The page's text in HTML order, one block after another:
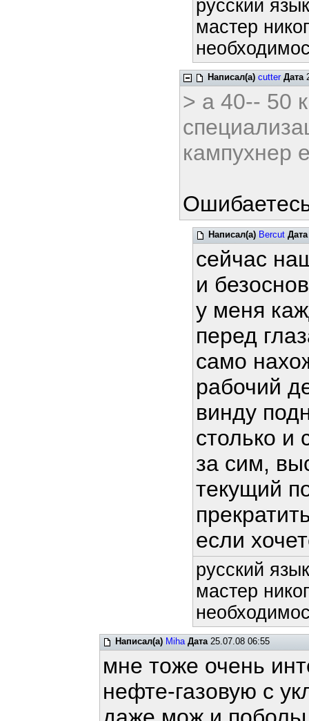
русский
мастер
Написал(а) cutter Дата
> а 40-- 50
кампухнер
Написал(а) Bercut Дата
сейчас
и
у меня
перед
само
рабочий
винду
столько и
за сим,
текущий
если
русский
мастер
Написал(а) Miha Дата25.07.08 06:55
мне тоже очень
нефте-газовую с